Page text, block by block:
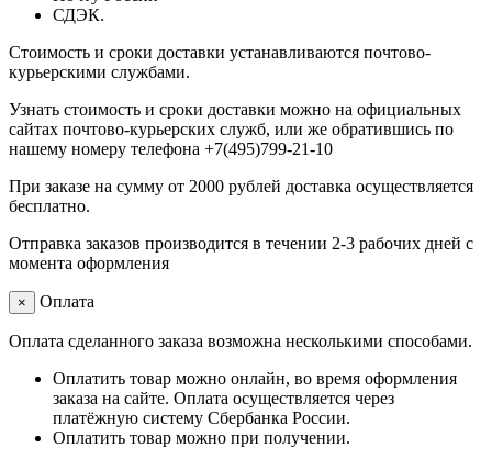
СДЭК.
Стоимость и сроки доставки устанавливаются почтово-
курьерскими службами.
Узнать стоимость и сроки доставки можно на официальных
сайтах почтово-курьерских служб, или же обратившись по
нашему номеру телефона +7(495)799-21-10
При заказе на сумму от 2000 рублей доставка осуществляется
бесплатно.
Отправка заказов производится в течении 2-3 рабочих дней с
момента оформления
× Оплата
Оплата сделанного заказа возможна несколькими способами.
Оплатить товар можно онлайн, во время оформления
заказа на сайте. Оплата осуществляется через
платёжную систему Сбербанка России.
Оплатить товар можно при получении.